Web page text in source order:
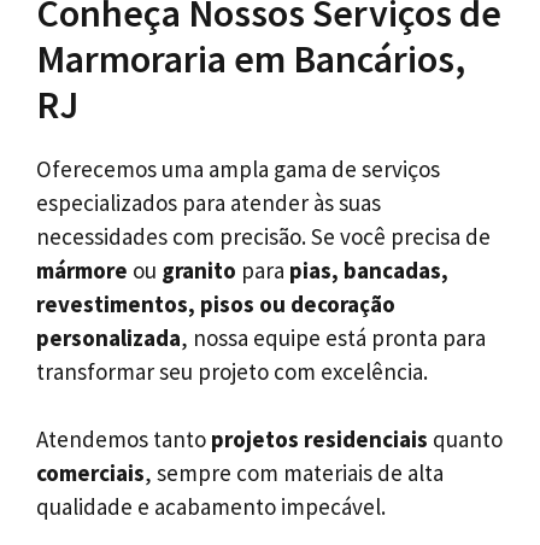
Conheça Nossos Serviços de
Marmoraria em Bancários,
RJ
Oferecemos uma ampla gama de serviços
especializados para atender às suas
necessidades com precisão. Se você precisa de
mármore ou granito para pias, bancadas,
revestimentos, pisos ou decoração
personalizada, nossa equipe está pronta para
transformar seu projeto com excelência.
Atendemos tanto projetos residenciais quanto
comerciais, sempre com materiais de alta
qualidade e acabamento impecável.